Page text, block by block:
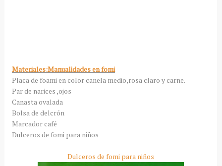
Materiales:Manualidades en fomi
Placa de foami en color canela medio,rosa claro y carne.
Par de narices ,ojos
Canasta ovalada
Bolsa de delcrón
Marcador café
Dulceros de fomi para niños
Dulceros de fomi para niños